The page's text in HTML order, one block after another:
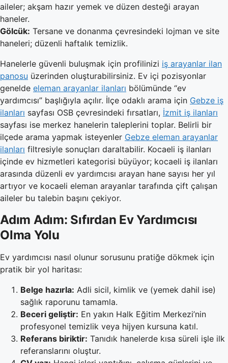
aileler; akşam hazır yemek ve düzen desteği arayan
haneler.
Gölcük: Tersane ve donanma çevresindeki lojman ve site
haneleri; düzenli haftalık temizlik.
Hanelerle güvenli buluşmak için profilinizi iş arayanlar ilan
panosu üzerinden oluşturabilirsiniz. Ev içi pozisyonlar
genelde eleman arayanlar ilanları bölümünde “ev
yardımcısı” başlığıyla açılır. İlçe odaklı arama için Gebze iş
ilanları sayfası OSB çevresindeki fırsatları, İzmit iş ilanları
sayfası ise merkez hanelerin taleplerini toplar. Belirli bir
ilçede arama yapmak isteyenler Gebze eleman arayanlar
ilanları filtresiyle sonuçları daraltabilir. Kocaeli iş ilanları
içinde ev hizmetleri kategorisi büyüyor; kocaeli iş ilanları
arasında düzenli ev yardımcısı arayan hane sayısı her yıl
artıyor ve kocaeli eleman arayanlar tarafında çift çalışan
aileler bu talebin başını çekiyor.
Adım Adım: Sıfırdan Ev Yardımcısı
Olma Yolu
Ev yardımcısı nasıl olunur sorusunu pratiğe dökmek için
pratik bir yol haritası:
Belge hazırla: Adli sicil, kimlik ve (yemek dahil ise)
sağlık raporunu tamamla.
Beceri geliştir: En yakın Halk Eğitim Merkezi’nin
profesyonel temizlik veya hijyen kursuna katıl.
Referans biriktir: Tanıdık hanelerde kısa süreli işle ilk
referanslarını oluştur.